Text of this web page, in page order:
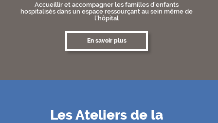
Accueillir et accompagner les familles d'enfants
hospitalisés dans un espace ressourçant au sein même de
l'hôpital
En savoir plus
Les Ateliers de la